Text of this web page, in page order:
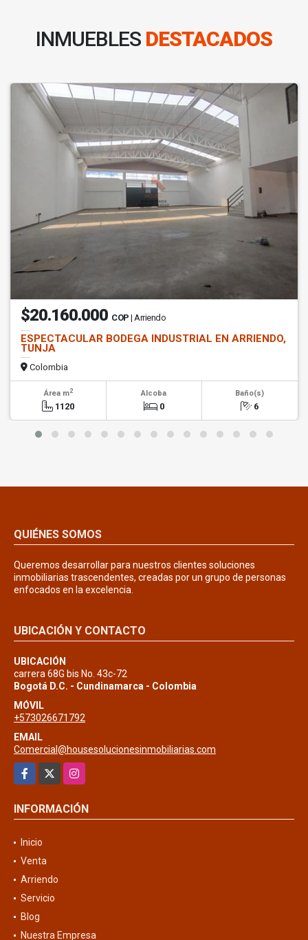
INMUEBLES DESTACADOS
$20.160.000 COP | Arriendo
ESPECTACULAR BODEGA INDUSTRIAL EN ARRIENDO,
TUNJA
Colombia
Área m2
1120
Alcoba
0
Baño(s)
6
QUIÉNES SOMOS
Queremos desarrollar para nuestros clientes soluciones
inmobiliarias trascendentes, creadas por un grupo de personas
enfocados en la excelencia.
UBICACIÓN Y CONTACTO
UBICACIÓN
carrera 68G bis No. 43c-72
Bogotá D.C. - Cundinamarca - Colombia
MÓVIL
+573026671792
EMAIL
Comercial@housesolucionesinmobiliarias.com
Facebook
Instagram
INFORMACIÓN
Inicio
Venta
Arriendo
Servicio
Blog
Nuestra Empresa